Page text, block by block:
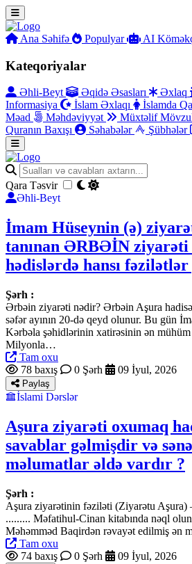
Ana Səhifə Populyar AI
Kateqoriyalar
Əhli-Beyt Əqidə Əsasları Əxlaq
Informasiya
İslam Əxlaqı İslamda
Məad
Məhdəviyyət Müxtəlif
Quranın Baxışı
Səhabələr Şübhələr
Qara Təsvir
Əhli-Beyt
İmam Hüseynin (ə)
tanınan ƏRBƏİN ziyarəti
hədislərdə hansı
Şərh :
Ərbəin ziyarəti nədir? Ərbəin Aşura
səfər ayının 20-də qeyd olunur. Bu gün
Kərbəla şəhidlərinin xatirəsinin ən
Milyonla…
Tam oxu
78 baxış
0 Şərh 09 İyul, 2026
Paylaş
İslami Dərslər
Aşura ziyarəti oxumaq
savablar gəlmişdir və
məlumatlar əldə vardır ?
Şərh :
Aşura ziyarətinin fəziləti (Ziyarətu Aşura)
......... Məfatihul-Cinan kitabında nəql
Məhəmməd Baqirdən rəvayət edilmiş ən
Tam oxu
74 baxış
0 Şərh 09 İyul, 2026